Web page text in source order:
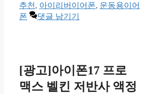
추천, 아이리버이어폰, 운동용이어
폰
댓글 남기기
[광고]아이폰17 프로
맥스 벨킨 저반사 액정